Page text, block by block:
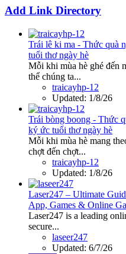
Add Link Directory
Trái lê ki ma - Thức quà
tuổi thơ ngày hè
Mỗi khi mùa hè ghé đến
thể chúng ta...
traicayhp-12
Updated: 1/8/26
Trái bòng boong - Thức
ký ức tuổi thơ ngày hè
Mỗi khi mùa hè mang
chợt đến chợt...
traicayhp-12
Updated: 1/8/26
Laser247 – Ultimate
App, Games & Online
Laser247 is a leading
secure...
laseer247
Updated: 6/7/26